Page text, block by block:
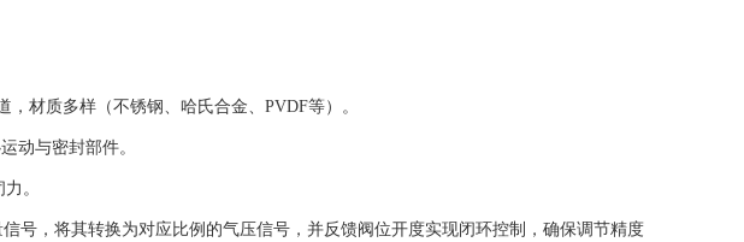
材质多样（不锈钢、哈氏合金、PVDF等）。
动与密封部件。
。
，将其转换为对应比例的气压信号，并反馈阀位开度实现闭环控制，确保调节精度